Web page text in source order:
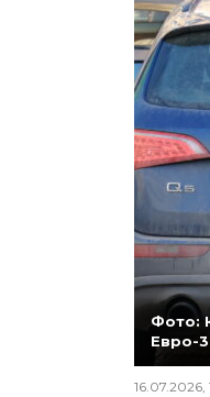
Фото:
Евро-
16.07.2026,